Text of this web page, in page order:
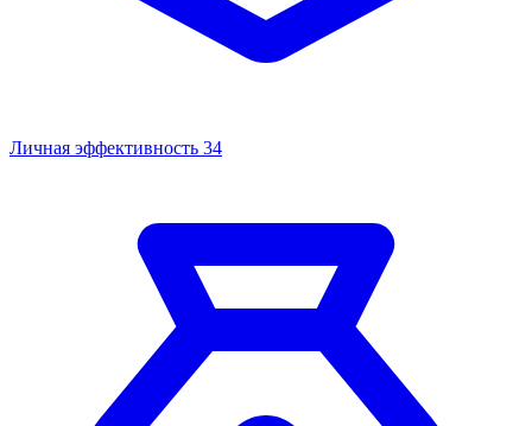
Личная эффективность 34